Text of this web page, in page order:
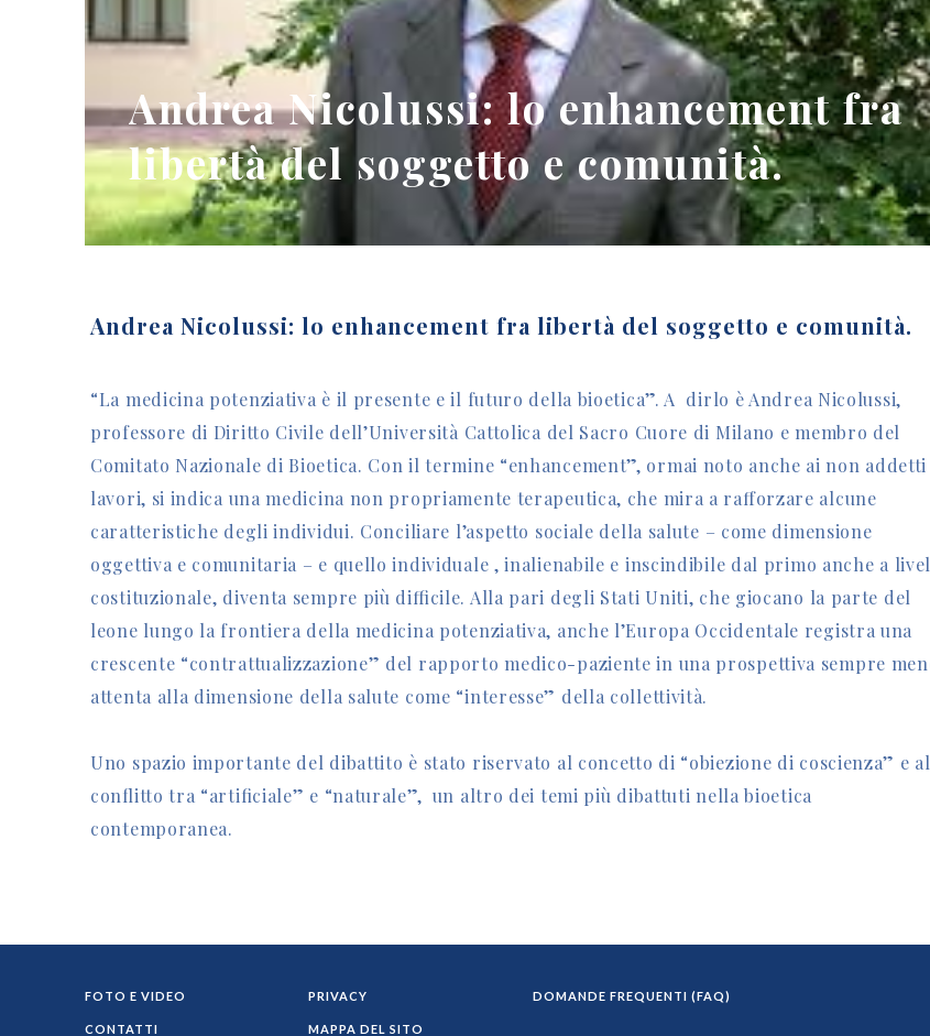
Andrea Nicolussi: lo enhancement fra
libertà del soggetto e comunità.
Andrea Nicolussi: lo enhancement fra libertà del soggetto e comunità.
“La medicina potenziativa è il presente e il futuro della bioetica”. A dirlo è Andrea Nicolussi,
professore di Diritto Civile dell’Università Cattolica del Sacro Cuore di Milano e membro del
Comitato Nazionale di Bioetica. Con il termine “enhancement”, ormai noto anche ai non addetti
lavori, si indica una medicina non propriamente terapeutica, che mira a rafforzare alcune
caratteristiche degli individui. Conciliare l’aspetto sociale della salute – come dimensione
oggettiva e comunitaria – e quello individuale , inalienabile e inscindibile dal primo anche a
costituzionale, diventa sempre più difficile. Alla pari degli Stati Uniti, che giocano la parte del
leone lungo la frontiera della medicina potenziativa, anche l’Europa Occidentale registra una
crescente “contrattualizzazione” del rapporto medico-paziente in una prospettiva sempre
attenta alla dimensione della salute come “interesse” della collettività.
Uno spazio importante del dibattito è stato riservato al concetto di “obiezione di coscienza” e al
conflitto tra “artificiale” e “naturale”, un altro dei temi più dibattuti nella bioetica
contemporanea.
FOTO E VIDEO
CONTATTI
PRIVACY
MAPPA DEL SITO
DOMANDE FREQUENTI (FAQ)